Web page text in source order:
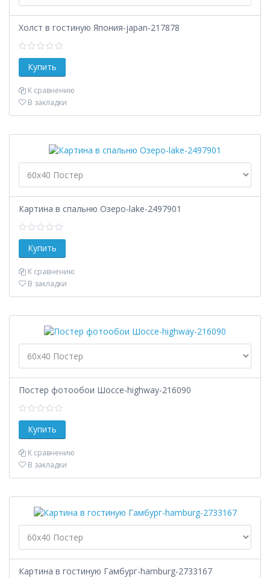
Холст в гостиную Япония-japan-217878
К сравнению
В закладки
Картина в спальню Озеро-lake-2497901
К сравнению
В закладки
Постер фотообои Шоссе-highway-216090
К сравнению
В закладки
Картина в гостиную Гамбург-hamburg-2733167